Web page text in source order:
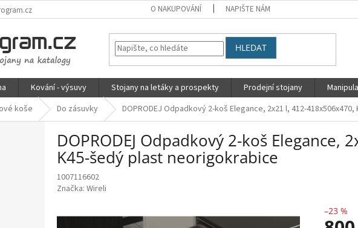
O NAKUPOVÁNÍ NAPIŠTE NÁM
HLEDAT
Kování - výsuvy Stojany na letáky a prospekty Prodejní stojany
koše Do zásuvky DOPRODEJ Odpadkový 2-koš Elegance, 2x21 l, 412-
DOPRODEJ Odpadkový 2-koš Elegance,
K45-šedý plast neorigokrabice
1007116602
Značka: Wireli
–23 %